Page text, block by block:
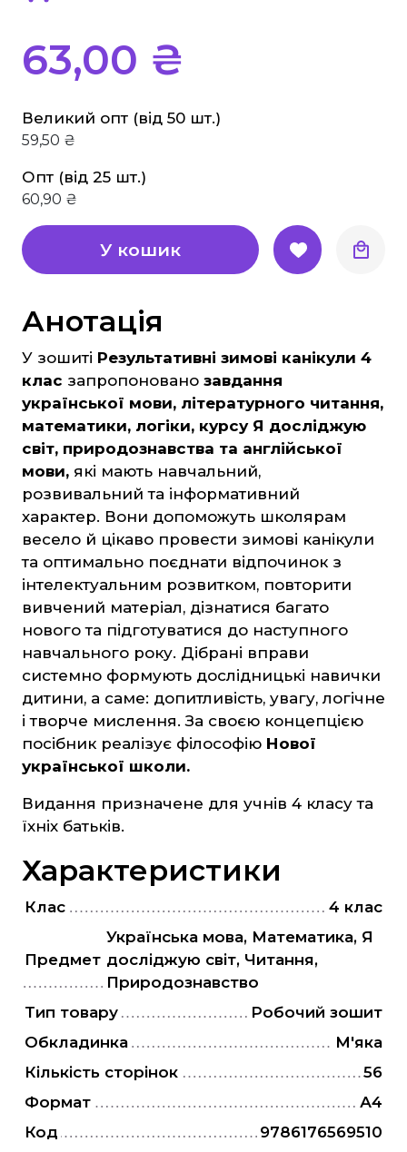
63,00 ₴
Великий опт (від 50 шт.)
59,50 ₴
Опт (від 25 шт.)
60,90 ₴
У кошик
Анотація
У зошиті Результативні зимові канікули 4
клас запропоновано завдання
української мови, літературного читання,
математики, логіки, курсу Я досліджую
світ, природознавства та англійської
мови, які мають навчальний,
розвивальний та інформативний
характер. Вони допоможуть школярам
весело й цікаво провести зимові канікули
та оптимально поєднати відпочинок з
інтелектуальним розвитком, повторити
вивчений матеріал, дізнатися багато
нового та підготуватися до наступного
навчального року. Дібрані вправи
системно формують дослідницькі навички
дитини, а саме: допитливість, увагу, логічне
і творче мислення. За своєю концепцією
посібник реалізує філософію Нової
української школи.
Видання призначене для учнів 4 класу та
їхніх батьків.
Характеристики
Клас 4 клас
Предмет
Українська мова, Математика, Я
досліджую світ, Читання,
Природознавство
Тип товару
Робочий зошит
Обкладинка
М'яка
Кількість сторінок
56
Формат
А4
Код
9786176569510
Правознавство
Біологія Природознавство Екологія
Фізика
Німецька мова
Музика
Трудове навчання
Інформатика
Етика, Християнська етика
Захист Вітчизни
Таблиці, наочність
Інше
Українська мова та література
Світова література
Математика
ЗНО та ДПА
4 клас
11 клас
Художня література
"Є" Підтримка, витратьте вашу тисячу з
Для дітей